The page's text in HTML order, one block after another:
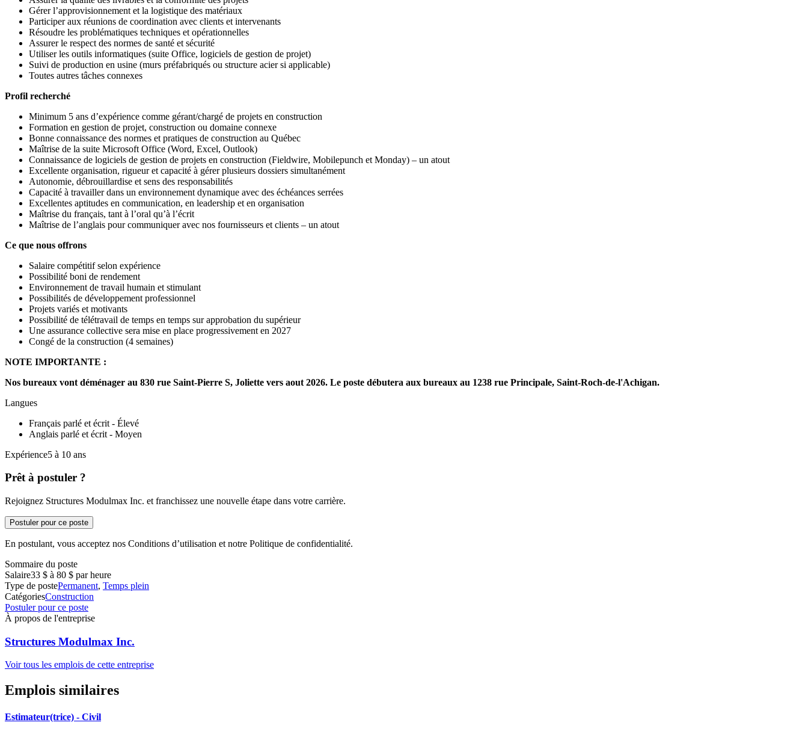
Gérer l’approvisionnement et la logistique des matériaux
Participer aux réunions de coordination avec clients et intervenants
Résoudre les problématiques techniques et opérationnelles
Assurer le respect des normes de santé et sécurité
Utiliser les outils informatiques (suite Office, logiciels de gestion de projet)
Suivi de production en usine (murs préfabriqués ou structure acier si applicable)
Toutes autres tâches connexes
Profil recherché
Minimum 5 ans d’expérience comme gérant/chargé de projets en construction
Formation en gestion de projet, construction ou domaine connexe
Bonne connaissance des normes et pratiques de construction au Québec
Maîtrise de la suite Microsoft Office (Word, Excel, Outlook)
Connaissance de logiciels de gestion de projets en construction (Fieldwire, Mobilepunch et Monday) – un atout
Excellente organisation, rigueur et capacité à gérer plusieurs dossiers simultanément
Autonomie, débrouillardise et sens des responsabilités
Capacité à travailler dans un environnement dynamique avec des échéances serrées
Excellentes aptitudes en communication, en leadership et en organisation
Maîtrise du français, tant à l’oral qu’à l’écrit
Maîtrise de l’anglais pour communiquer avec nos fournisseurs et clients – un atout
Ce que nous offrons
Salaire compétitif selon expérience
Possibilité boni de rendement
Environnement de travail humain et stimulant
Possibilités de développement professionnel
Projets variés et motivants
Possibilité de télétravail de temps en temps sur approbation du supérieur
Une assurance collective sera mise en place progressivement en 2027
Congé de la construction (4 semaines)
NOTE IMPORTANTE :
Nos bureaux vont déménager au 830 rue Saint-Pierre S, Joliette vers aout 2026. Le poste débutera aux bureaux au 1238 rue Principale, Saint-Roch-de-l'Achigan.
Langues
Français parlé et écrit - Élevé
Anglais parlé et écrit - Moyen
Expérience5 à 10 ans
Prêt à postuler ?
Rejoignez Structures Modulmax Inc. et franchissez une nouvelle étape dans votre carrière.
Postuler pour ce poste
En postulant, vous acceptez nos Conditions d’utilisation et notre Politique de confidentialité.
Sommaire du poste
Salaire33 $ à 80 $ par heure
Type de postePermanent, Temps plein
CatégoriesConstruction
Postuler pour ce poste
À propos de l'entreprise
Structures Modulmax Inc.
Voir tous les emplois de cette entreprise
Emplois similaires
Estimateur(trice) - Civil